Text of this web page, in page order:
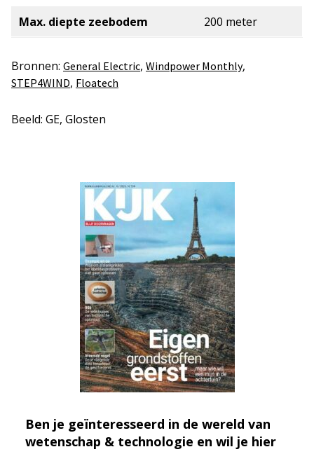
Max. diepte zeebodem
200 meter
Bronnen: General Electric, Windpower Monthly,
STEP4WIND, Floatech
Beeld: GE, Glosten
Ben je geïnteresseerd in de wereld van
wetenschap & technologie en wil je hier